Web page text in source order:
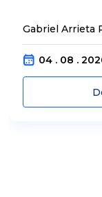
Gabriel Arrieta
04 . 08 .